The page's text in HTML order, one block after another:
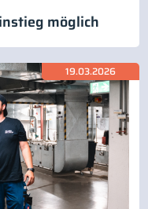
möglich
19.03.2026